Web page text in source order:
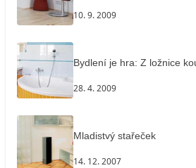
10. 9. 2009
Bydlení je hra: Z ložnice
28. 4. 2009
Mladistvý stařeček
14. 12. 2007